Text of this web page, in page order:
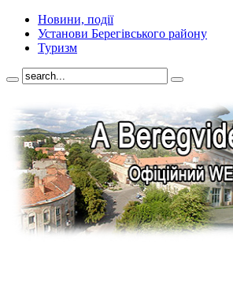
Новини, події
Установи Берегівського району
Туризм